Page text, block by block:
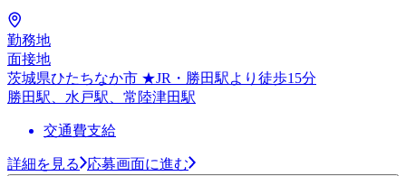
勤務地
面接地
茨城県ひたちなか市 ★JR・勝田駅より徒歩15分
勝田駅、水戸駅、常陸津田駅
交通費支給
詳細を見る 応募画面に進む